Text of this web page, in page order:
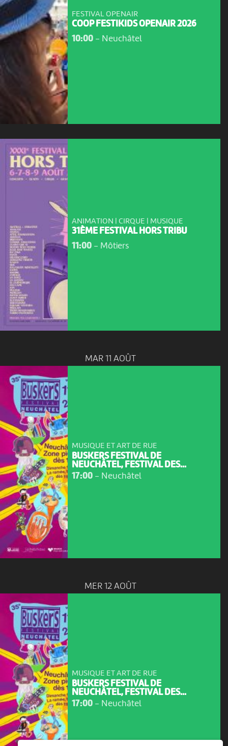
FESTIVAL OPENAIR
COOP FESTIKIDS OPENAIR 2026
10:00- Neuchâtel
ANIMATION | CIRQUE | MUSIQUE
31ÈME FESTIVAL HORS TRIBU
11:00- Môtiers
MAR 11 AOÛT
MUSIQUE ET ART DE RUE
BUSKERS FESTIVAL DE
NEUCHÂTEL, FESTIVAL DES...
17:00- Neuchâtel
MER 12 AOÛT
MUSIQUE ET ART DE RUE
BUSKERS FESTIVAL DE
NEUCHÂTEL, FESTIVAL DES...
17:00- Neuchâtel